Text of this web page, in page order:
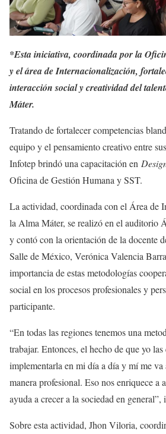
*Esta iniciativa, coordinada por la
y el área de Internacionalización,
interacción social y creatividad del
Máter.
Tratando de fortalecer competencias
equipo y el pensamiento creativo entre
Infotep brindó una capacitación en
Oficina de Gestión Humana y SST.
La actividad, coordinada con el Área de
la Alma Máter, se realizó en el auditorio
y contó con la orientación de la docente
Salle de México, Verónica Valencia
importancia de estas metodologías
social en los procesos profesionales y
participante.
“En todas las regiones tenemos una
trabajar. Entonces, el hecho de que yo
implementarla en mi día a día y mí me va
manera profesional. Eso nos enriquece a
ayuda a crecer a la sociedad en general”,
Sobre esta actividad, Jhon Viloria,